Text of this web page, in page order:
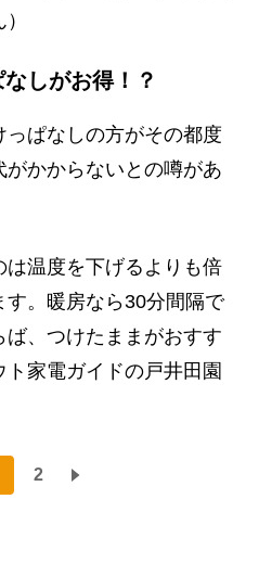
しがお得！？
ぱなしの方がその都度
かからないとの噂があ
は温度を下げるよりも倍
す。暖房なら30分間隔で
、つけたままがおすす
家電ガイドの戸井田園
2